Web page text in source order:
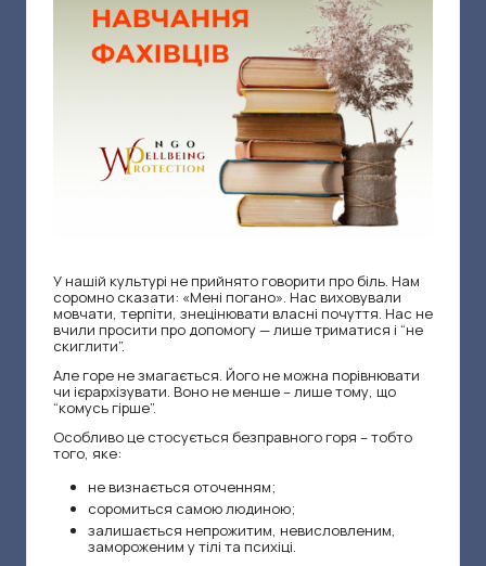
й
ч
у
к
–
п
с
У нашій культурі не прийнято говорити про біль. Нам
соромно сказати: «Мені погано». Нас виховували
мовчати, терпіти, знецінювати власні почуття. Нас не
вчили просити про допомогу — лише триматися і “не
скиглити”.
Але горе не змагається. Його не можна порівнювати
чи ієрархізувати. Воно не менше – лише тому, що
“комусь гірше”.
Особливо це стосується безправного горя – тобто
того, яке:
не визнається оточенням;
соромиться самою людиною;
залишається непрожитим, невисловленим,
замороженим у тілі та психіці.